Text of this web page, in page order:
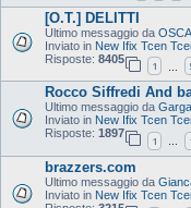
[O.T.] DELITTI
Ultimo messaggio da
Inviato in New Ifix Tcen
Risposte: 8405
1
Rocco Siffredi And
Ultimo messaggio da
Inviato in New Ifix Tcen
Risposte: 1897
1 …
brazzers.com
Ultimo messaggio da
Inviato in New Ifix Tcen